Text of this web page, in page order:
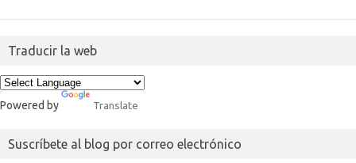
Traducir la web
Powered by Translate
Suscríbete al blog por correo electrónico